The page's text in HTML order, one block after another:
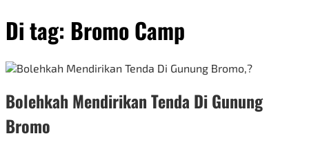
Di tag: Bromo Camp
Bolehkah Mendirikan Tenda Di Gunung
Bromo